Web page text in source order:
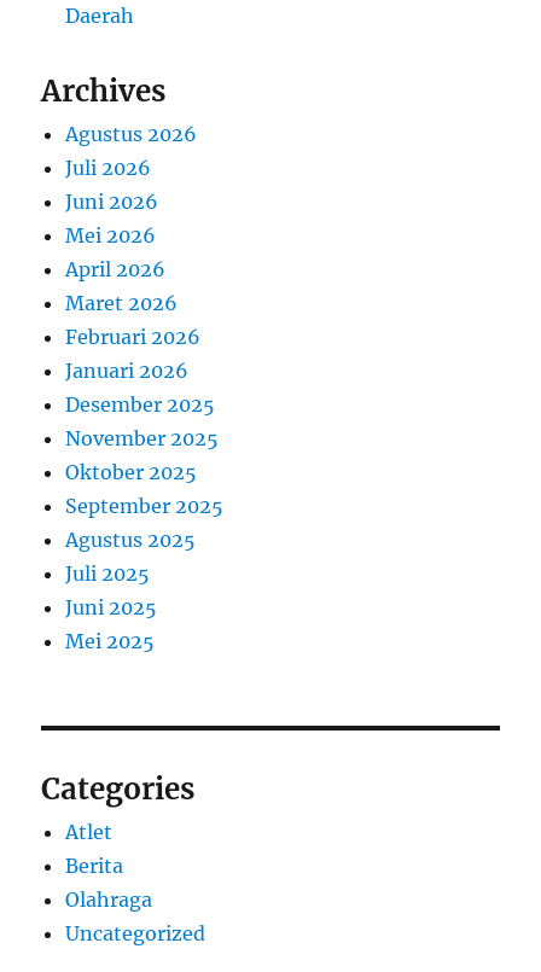
Daerah
Archives
Agustus 2026
Juli 2026
Juni 2026
Mei 2026
April 2026
Maret 2026
Februari 2026
Januari 2026
Desember 2025
November 2025
Oktober 2025
September 2025
Agustus 2025
Juli 2025
Juni 2025
Mei 2025
Categories
Atlet
Berita
Olahraga
Uncategorized